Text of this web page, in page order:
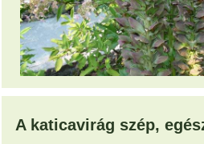
A katicavirág szép,